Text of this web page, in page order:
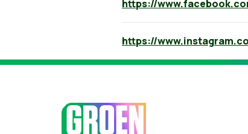
https://
https://